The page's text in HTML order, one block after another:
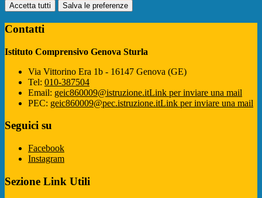
Accetta tutti Salva le preferenze
Contatti
Istituto Comprensivo Genova Sturla
Via Vittorino Era 1b - 16147 Genova (GE)
Tel: 010-387504
Email: geic860009@istruzione.itLink per inviare una mail
PEC: geic860009@pec.istruzione.itLink per inviare una mail
Seguici su
Facebook
Instagram
Sezione Link Utili